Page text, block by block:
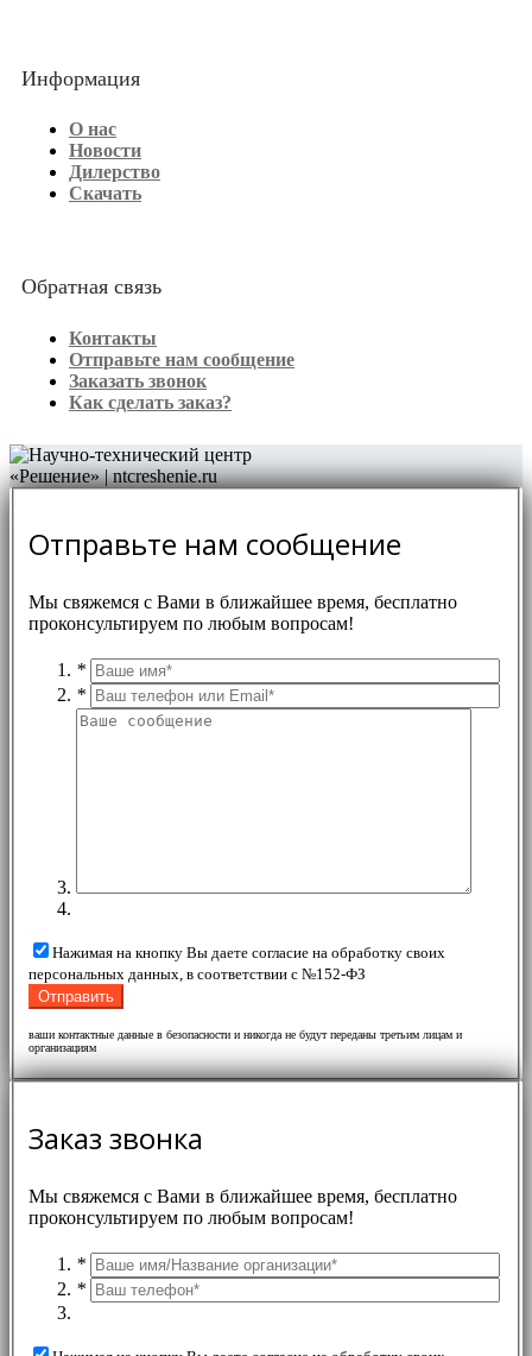
Информация
О нас
Новости
Дилерство
Скачать
Обратная связь
Контакты
Отправьте нам сообщение
Заказать звонок
Как сделать заказ?
Отправьте нам сообщение
Мы свяжемся с Вами в ближайшее время, бесплатно
проконсультируем по любым вопросам!
*
*
Нажимая на кнопку Вы даете согласие на обработку своих
персональных данных, в соответствии с №152-ФЗ
ваши контактные данные в безопасности и никогда не будут переданы третьим лицам и
организациям
Заказ звонка
Мы свяжемся с Вами в ближайшее время, бесплатно
проконсультируем по любым вопросам!
*
*